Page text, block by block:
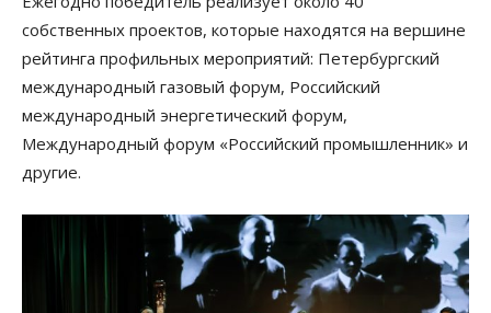
собственных проектов, которые находятся на вершине
рейтинга профильных мероприятий: Петербургский
международный газовый форум, Российский
международный энергетический форум,
Международный форум «Российский промышленник» и
другие.